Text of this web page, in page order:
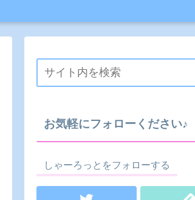
お気軽にフォローください♪
しゃーろっとをフォローする